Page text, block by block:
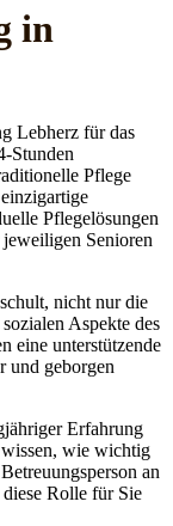
in
Lebherz für das
Stunden
Pflege
Pflegelösungen
Senioren
nicht nur die
Aspekte des
eine unterstützende
und geborgen
Erfahrung
wie wichtig
an
Rolle für Sie